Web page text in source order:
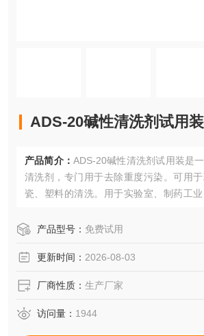
ADS-20碱性清洗剂试用装
产品简介： ADS-20碱性清洗剂试用装是
清洗剂，专门用于去除重度污染。可用
瓷、塑料的清洗。用于实验室、制药工业
铝）、锌、有色金属材质的器皿。
产品型号： 免费试用
更新时间： 2026-08-03
厂商性质： 生产厂家
访问量： 1944